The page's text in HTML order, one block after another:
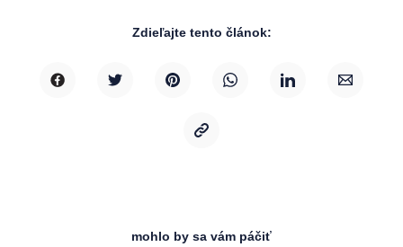
Zdieľajte tento článok:
mohlo by sa vám páčiť